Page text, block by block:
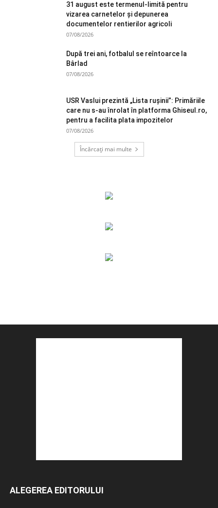
31 august este termenul-limită pentru
vizarea carnetelor și depunerea
documentelor rentierilor agricoli
07/08/2026
După trei ani, fotbalul se reîntoarce la
Bârlad
07/08/2026
USR Vaslui prezintă „Lista rușinii”: Primăriile
care nu s-au înrolat în platforma Ghiseul.ro,
pentru a facilita plata impozitelor
07/08/2026
Încărcați mai multe
ALEGEREA EDITORULUI